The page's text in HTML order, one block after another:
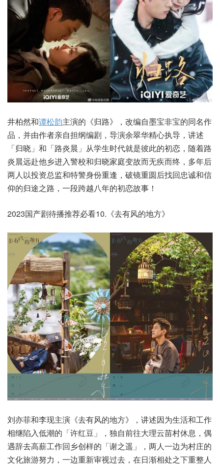
井柏然和谭松韵主演的《归路》，改编自墨宝非宝的同名作
品，并由作者亲自担纲编剧，导演余翠华精心执导，讲述
「归晓」和「路炎晨」从学生时代就是彼此的初恋，随着路
炎晨远赴他乡进入警校和归晓家庭变故而无疾而终，多年后
两人以投资总监和特警身份重逢，破镜重圆后找回忠诚和信
仰的归途之路，一段跨越八年的初恋故事！
2023国产剧待播推荐必看10.《去有风的地方》
刘亦菲和李现主演《去有风的地方》，讲述因为生活和工作
相继陷入低潮的「许红豆」，独自前往大理云苗村休息，偶
遇辞去高薪工作回乡创样的「谢之遥」，两人一边为村庄的
文化旅游努力，一边重新审视过去，在日渐相处之下重整人